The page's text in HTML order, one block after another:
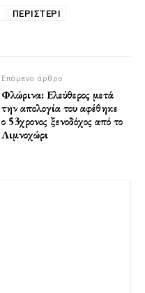
ΠΕΡΙΣΤΈΡΙ
Επόμενο άρθρο
Φλώρινα: Ελεύθερος μετά
την απολογία του αφέθηκε
ο 53χρονος ξενοδόχος από το
Λιμνοχώρι